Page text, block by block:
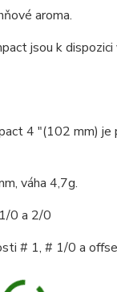
aroma.
jsou k
4 "(102 mm)
váha 4,7g.
0 a 2/0
# 1, # 1/0 a